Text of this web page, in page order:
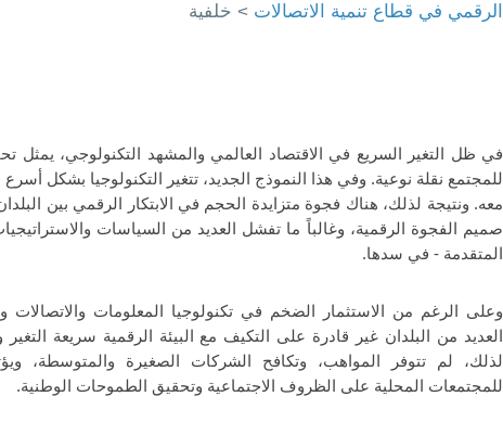
الرقمي في قطاع تنمية الاتصالات > خلفية
في ظل التغير السريع في الاقتصاد العالمي والمشهد التكنولوجي، يمثل
للمجتمع نقلة نوعية. وفي هذا النموذج الجديد، تتغير التكنولوجيا بشكل
معه. ونتيجة لذلك، هناك فجوة متزايدة الحجم في الابتكار الرقمي بين
صميم الفجوة الرقمية، وغالباً ما تفشل العديد من السياسات
المتقدمة - في سدها.
وعلى الرغم من الاستثمار الضخم في تكنولوجيا المعلومات والاتصالات
العديد من البلدان غير قادرة على التكيف مع البيئة الرقمية سريعة التغير
لذلك، لم تتوفر المواهب، وتكافح الشركات الصغيرة والمتوسطة،
للمجتمعات المحلية على الظروف الاجتماعية وتحقيق الطموحات الوطنية.